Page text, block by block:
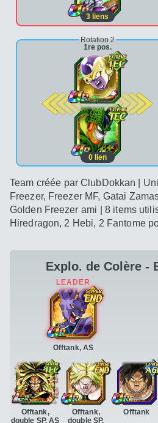
3 liens
Rotation 2
1re pos.
2e pos.
0lien
Team créée par ClubDokkan |
Freezer, Freezer MF, Gatai
Golden Freezer ami | 8 items
Hiredragon, 2 Hebi, 2 Fantome
Explo. de Colère -
Offtank, AS
Offtank,
double SP, AS
Offtank,
double SP,
Offtank